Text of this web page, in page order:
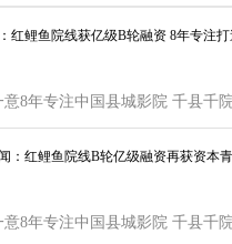
红鲤鱼院线获亿级B轮融资 8年专注
意8年专注中国县城影院 千县千
：红鲤鱼院线B轮亿级融资再获资本
意8年专注中国县城影院 千县千